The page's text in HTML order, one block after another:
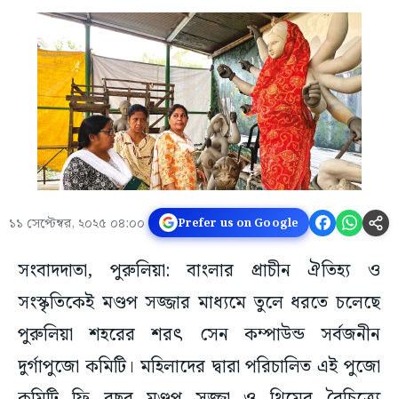
১১ সেপ্টেম্বর, ২০২৫ ০৪:০০ Prefer us on Google
সংবাদদাতা, পুরুলিয়া: বাংলার প্রাচীন ঐতিহ্য ও
সংস্কৃতিকেই মণ্ডপ সজ্জার মাধ্যমে তুলে ধরতে চলেছে
পুরুলিয়া শহরের শরৎ সেন কম্পাউন্ড সর্বজনীন
দুর্গাপুজো কমিটি। মহিলাদের দ্বারা পরিচালিত এই পুজো